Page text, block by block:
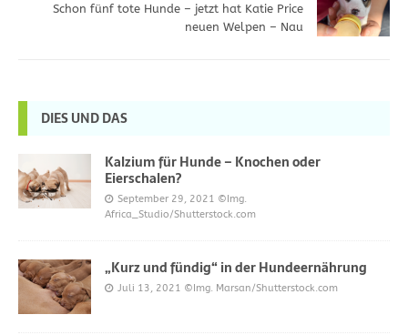
Schon fünf tote Hunde – jetzt hat Katie Price
neuen Welpen – Nau
DIES UND DAS
Kalzium für Hunde – Knochen oder
Eierschalen?
September 29, 2021 ©Img.
Africa_Studio/Shutterstock.com
„Kurz und fündig“ in der Hundeernährung
Juli 13, 2021 ©Img. Marsan/Shutterstock.com